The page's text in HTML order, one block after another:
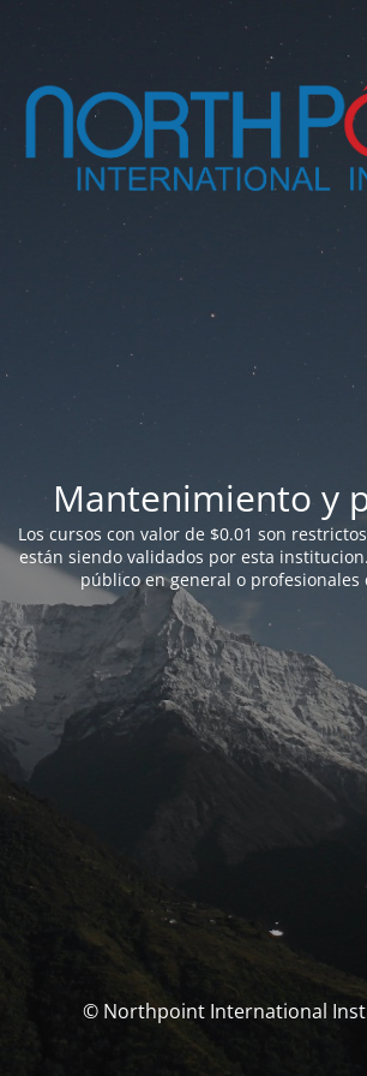
Mantenimiento y
Los cursos con valor de $0.01 son
están siendo validados por esta
público en general o profesionales
© Northpoint International